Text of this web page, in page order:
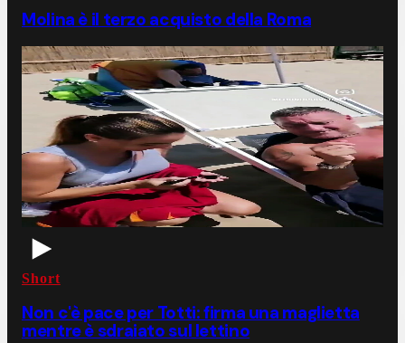
Molina è il terzo acquisto della Roma
Short
Non c'è pace per Totti: firma una maglietta
mentre è sdraiato sul lettino